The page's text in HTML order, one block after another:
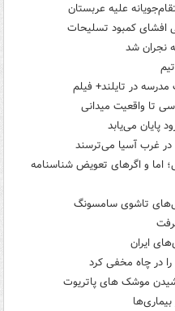
علیه عربستان
افشای کمبود تسلیحات
نجران شد
تا واقعیت میدانی
پایان می‌یابد
در غرب آسیا می‌ترسند
اما و اگرهای تعویض شناسنامه
تاشوی سامسونگ
ایران
در چاه مخفی کرد
موشک های پاتریوت